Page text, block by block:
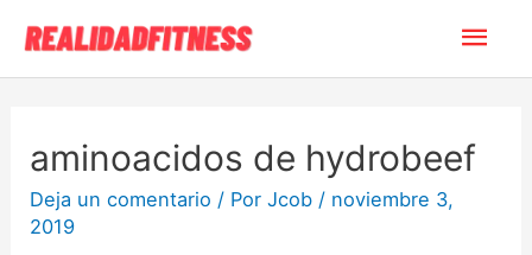
aminoacidos de hydrobeef
Deja un comentario / PorJcob / noviembre 3,
2019